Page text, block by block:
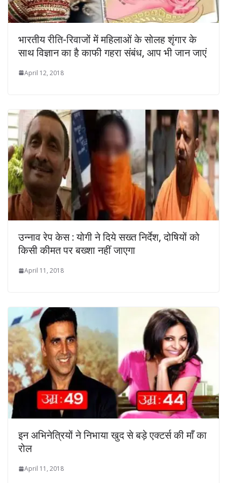
भारतीय रीति-रिवाजों में महिलाओं के सोलह शृंगार के
साथ विज्ञान का है काफी गहरा संबंध, आप भी जान जाएं
April 12, 2018
उन्नाव रेप केस : योगी ने दिये सख्त निर्देश, दोषियों को
किसी कीमत पर बख्शा नहीं जाएगा
April 11, 2018
इन अभिनेत्रियों ने निभाया खुद से बड़े एक्टर्स की माँ का
रोल
April 11, 2018